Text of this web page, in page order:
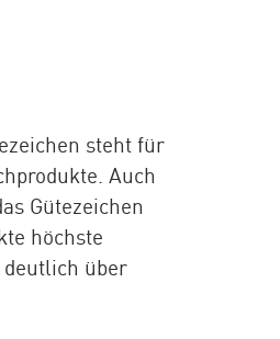
steht für
Auch
Gütezeichen
höchste
deutlich über